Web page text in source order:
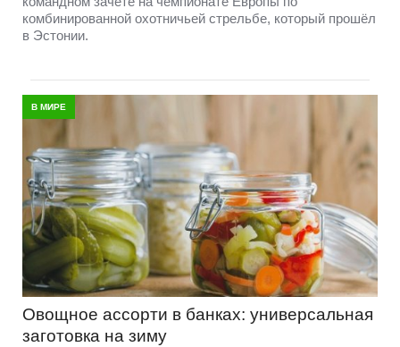
комбинированной охотничьей стрельбе, который прошёл
в Эстонии.
В МИРЕ
Овощное ассорти в банках: универсальная
заготовка на зиму